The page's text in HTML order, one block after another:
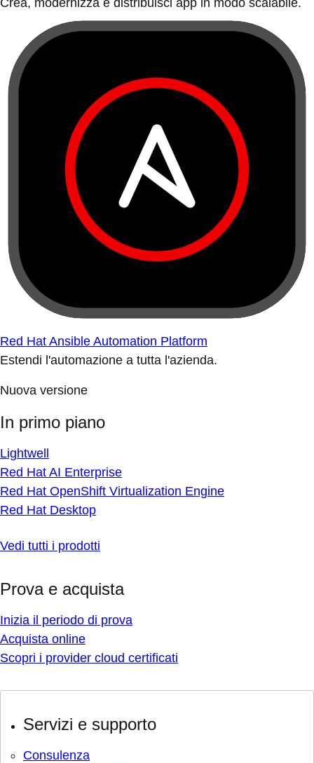
Crea, modernizza e distribuisci app in modo scalabile.
Red Hat Ansible Automation Platform
Estendi l'automazione a tutta l'azienda.
Nuova versione
In primo piano
Lightwell
Red Hat AI Enterprise
Red Hat OpenShift Virtualization Engine
Red Hat Desktop
Vedi tutti i prodotti
Prova e acquista
Inizia il periodo di prova
Acquista online
Scopri i provider cloud certificati
Servizi e supporto
Consulenza